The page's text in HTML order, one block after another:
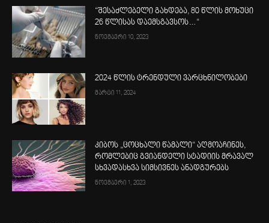
“შესაძლებელი გახდება, 80 წლის მოხუცი
26 წლისას დაემსგავსოს…“
ნოემბერი 10, 2023
2024 წლის ტრენდული ვარცხნილობები
მარტი 11, 2024
კიბოს „ცოცხალი წამალი“ აღმოაჩინეს,
რომლებიც გვიანდელი სტადიის მრავალ
სხვადასხვა სიმსივნეს ანადგურებს
ნოემბერი 1, 2023